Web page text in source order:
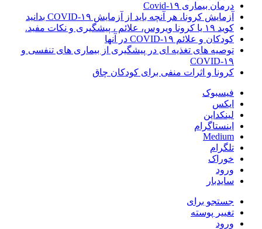
درمان بیماری Covid-۱۹
آزمایش کرونا، هر آنچه باید از آزمایش COVID-۱۹ بدانید
کوید ۱۹ یا کرونا ویروس، علائم ، پیشگیری و نکات مفید.
کودکان و علائم COVID-۱۹ در آنها
توصیه های تغذیه ای در پیشگیری از بیماری های تنفسی و
COVID-۱۹
کرونا و اثرات منفی برای کودکان چاق
فیسبوک
ایکس
لینکداین
اینستاگرام
Medium
تلگرام
خوراک
ورود
سایدبار
جستجو برای
تغییر پوسته
ورود